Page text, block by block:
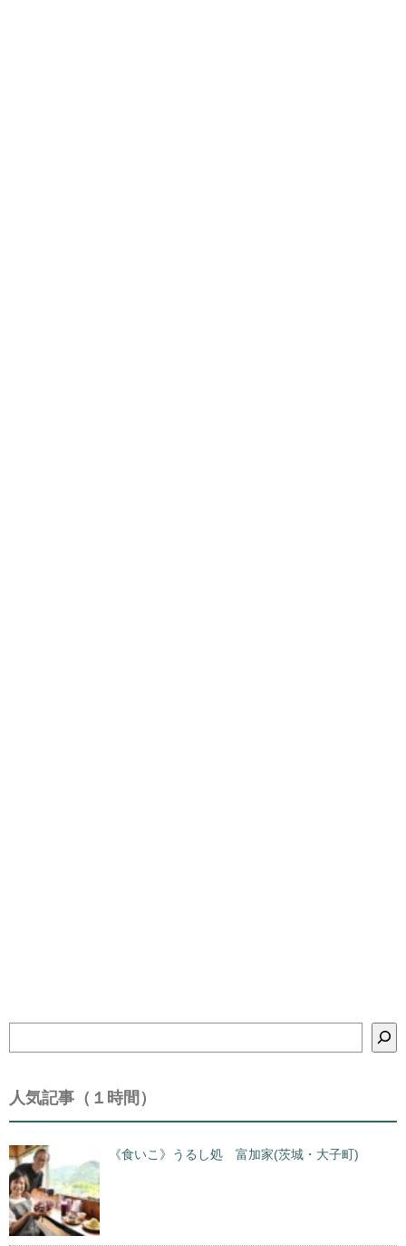
人気記事（１時間）
《食いこ》うるし処 富加家(茨城・大子町)